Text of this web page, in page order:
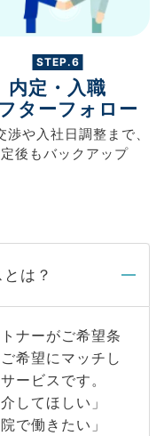
STEP.6
内定・入職
ターフォロー
渉や入社日調整まで、
後もバックアップ
は？
ナーがご希望条
希望にマッチし
ービスです。
してほしい」
で働きたい」